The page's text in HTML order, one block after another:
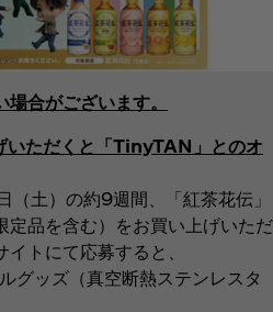
合がございます。
いただくと「TinyTAN」とのオ
土）の約9週間、「紅茶花伝」
品を含む）をお買い上げいただ
トにて応募すると、
グッズ（真空断熱ステンレスタ